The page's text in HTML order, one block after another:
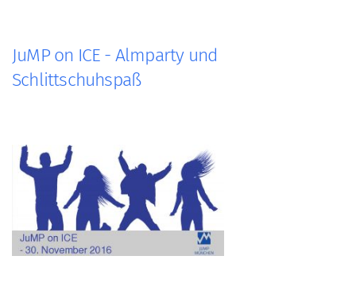
JuMP on ICE - Almparty und
Schlittschuhspaß